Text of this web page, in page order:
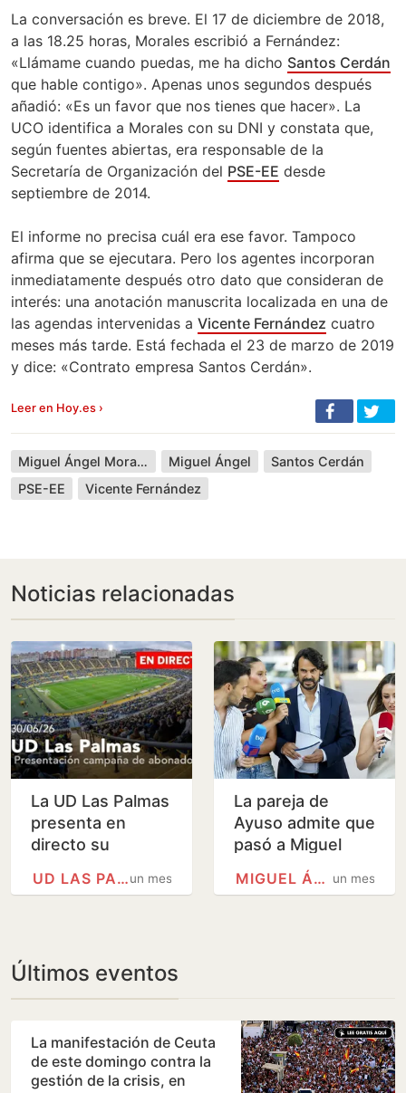
La conversación es breve. El 17 de diciembre de 2018,
a las 18.25 horas, Morales escribió a Fernández:
«Llámame cuando puedas, me ha dicho Santos Cerdán
que hable contigo». Apenas unos segundos después
añadió: «Es un favor que nos tienes que hacer». La
UCO identifica a Morales con su DNI y constata que,
según fuentes abiertas, era responsable de la
Secretaría de Organización del PSE-EE desde
septiembre de 2014.
El informe no precisa cuál era ese favor. Tampoco
afirma que se ejecutara. Pero los agentes incorporan
inmediatamente después otro dato que consideran de
interés: una anotación manuscrita localizada en una de
las agendas intervenidas a Vicente Fernández cuatro
meses más tarde. Está fechada el 23 de marzo de 2019
y dice: «Contrato empresa Santos Cerdán».
Leer en Hoy.es ›
Miguel Ángel Morales Aguilar Miguel Ángel
Santos Cerdán
PSE-EE
Vicente Fernández
Noticias relacionadas
La UD Las Palmas
presenta en
directo su
abonados para la
un mes
UD LAS PALMAS
La pareja de
Ayuso admite que
pasó a Miguel
Ángel Rodríguez
la foto de dosun mes
MIGUEL ÁNGEL
Últimos eventos
La manifestación de Ceuta
de este domingo contra la
gestión de la crisis, en